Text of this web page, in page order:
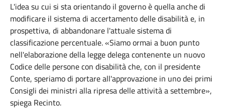
L'idea su cui si sta orientando il governo è quella anche di
modificare il sistema di accertamento delle disabilità e, in
prospettiva, di abbandonare l'attuale sistema di
classificazione percentuale. «Siamo ormai a buon punto
nell'elaborazione della legge delega contenente un nuovo
Codice delle persone con disabilità che, con il presidente
Conte, speriamo di portare all'approvazione in uno dei primi
Consigli dei ministri alla ripresa delle attività a settembre»,
spiega Recinto.